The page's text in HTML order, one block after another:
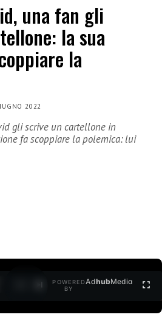
una fan gli
la sua
la
2022
gli scrive un cartellone in
fa scoppiare la polemica: lui
POWERED
BY
AdhubMedia